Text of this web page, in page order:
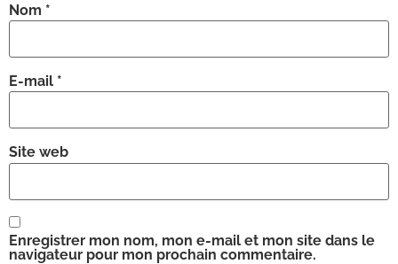
Nom *
E-mail *
Site web
Enregistrer mon nom, mon e-mail et mon site dans le
navigateur pour mon prochain commentaire.